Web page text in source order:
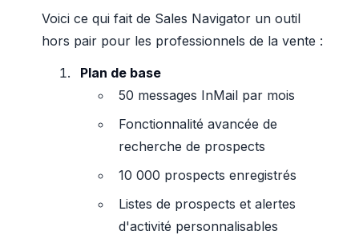
Voici ce qui fait de Sales Navigator un outil
hors pair pour les professionnels de la vente :
Plan de base
50 messages InMail par mois
Fonctionnalité avancée de
recherche de prospects
10 000 prospects enregistrés
Listes de prospects et alertes
d'activité personnalisables